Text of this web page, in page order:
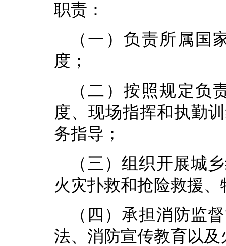
职责：
（一）负责所属国
度；
（二）按照规定负
度、现场指挥和执勤
务指导；
（三）组织开展城
火灾扑救和抢险救援
（四）承担消防监
法、消防宣传教育以